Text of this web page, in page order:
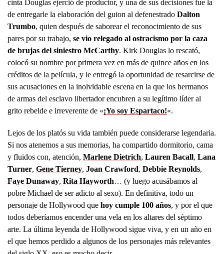
cinta Douglas ejerció de productor, y una de sus decisiones fue la
de entregarle la elaboración del guion al defenestrado Dalton
Trumbo, quien después de saborear el reconocimiento de sus
pares por su trabajo, se vio relegado al ostracismo por la caza
de brujas del siniestro McCarthy. Kirk Douglas lo rescató,
colocó su nombre por primera vez en más de quince años en los
créditos de la película, y le entregó la oportunidad de resarcirse de
sus acusaciones en la inolvidable escena en la que los hermanos
de armas del esclavo libertador encubren a su legítimo líder al
grito rebelde e irreverente de «¡Yo soy Espartaco!«.
Lejos de los platós su vida también puede considerarse legendaria.
Si nos atenemos a sus memorias, ha compartido dormitorio, cama
y fluidos con, atención, Marlene Dietrich, Lauren Bacall, Lana
Turner, Gene Tierney, Joan Crawford, Debbie Reynolds,
Faye Dunaway, Rita Hayworth… (y luego acusábamos al
pobre Michael de ser adicto al sexo). En definitiva, todo un
personaje de Hollywood que hoy cumple 100 años, y por el que
todos deberíamos encender una vela en los altares del séptimo
arte. La última leyenda de Hollywood sigue viva, y en un año en
el que hemos perdido a algunos de los personajes más relevantes